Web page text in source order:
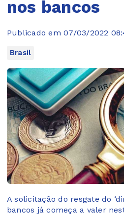
nos bancos
Publicado em 07/03/2022
Brasil
A solicitação do resgate do
bancos já começa a valer